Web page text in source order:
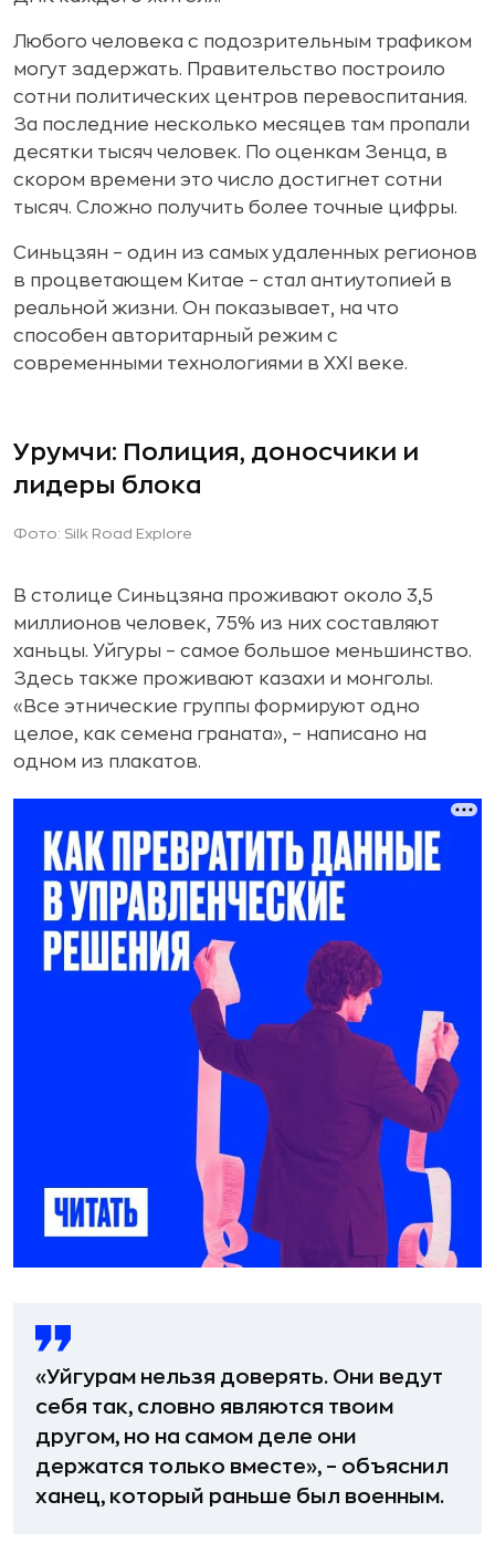
Любого человека с подозрительным трафиком
могут задержать. Правительство построило
сотни политических центров перевоспитания.
За последние несколько месяцев там пропали
десятки тысяч человек. По оценкам Зенца, в
скором времени это число достигнет сотни
тысяч. Сложно получить более точные цифры.
Синьцзян – один из самых удаленных регионов
в процветающем Китае – стал антиутопией в
реальной жизни. Он показывает, на что
способен авторитарный режим с
современными технологиями в XXI веке.
Урумчи: Полиция, доносчики и
лидеры блока
Фото: Silk Road Explore
В столице Синьцзяна проживают около 3,5
миллионов человек, 75% из них составляют
ханьцы. Уйгуры – самое большое меньшинство.
Здесь также проживают казахи и монголы.
«Все этнические группы формируют одно
целое, как семена граната», – написано на
одном из плакатов.
«Уйгурам нельзя доверять. Они ведут
себя так, словно являются твоим
другом, но на самом деле они
держатся только вместе», – объяснил
ханец, который раньше был военным.